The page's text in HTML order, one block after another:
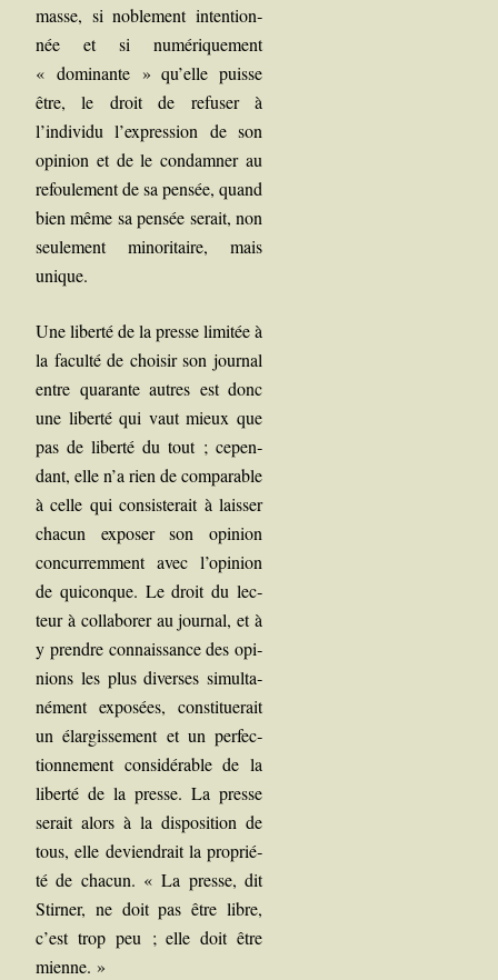
masse, si noble­ment inten­tion­
née et si numé­ri­que­ment
« domi­nante » qu’elle puisse
être, le droit de refu­ser à
l’individu l’expression de son
opi­nion et de le condam­ner au
refou­le­ment de sa pen­sée, quand
bienmême sa pen­sée serait, non
seule­ment mino­ri­taire, mais
unique.
Une liber­té de la presse limi­tée à
la facul­té de choi­sir son jour­nal
entre qua­rante autres est donc
une liber­té qui vaut mieux que
pas de liber­té du tout ; cepen­
dant, elle n’a rien de com­pa­rable
à celle qui consis­te­rait à lais­ser
cha­cun expo­ser son opi­nion
concur­rem­ment avec l’opinion
de qui­conque. Le droit du lec­
teur à col­la­bo­rer au jour­nal, et à
y prendre connais­sance des opi­
nions les plus diverses simul­ta­
né­ment expo­sées, consti­tue­rait
un élar­gis­se­ment et un per­fec­
tion­ne­ment consi­dé­rable de la
liber­té de la presse. La presse
serait alors à la dis­po­si­tion de
tous, elle devien­drait la pro­prié­
té de cha­cun. « La presse, dit
Stir­ner, ne doit pas être libre,
c’est trop peu ; elle doit être
mienne. »